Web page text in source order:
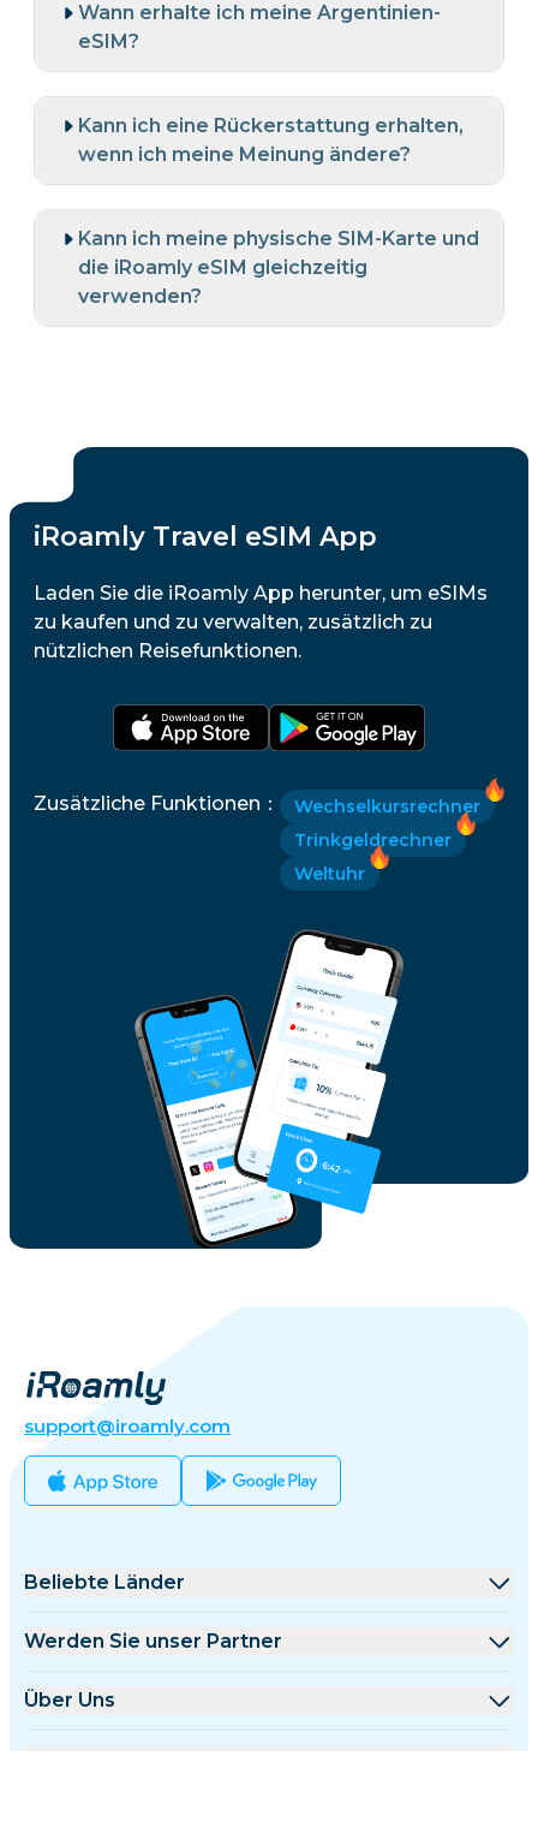
Wann erhalte ich meine Argentinien-
eSIM?
Kann ich eine Rückerstattung erhalten,
wenn ich meine Meinung ändere?
Kann ich meine physische SIM-Karte und
die iRoamly eSIM gleichzeitig
verwenden?
iRoamly Travel eSIM App
Laden Sie die iRoamly App herunter, um eSIMs
zu kaufen und zu verwalten, zusätzlich zu
nützlichen Reisefunktionen.
Zusätzliche Funktionen ：
Wechselkursrechner
Trinkgeldrechner
Weltuhr
support@iroamly.com
Beliebte Länder
Vereinigte Staaten
Werden Sie unser Partner
Großhandelsplattform
Über Uns
Über iRoamly